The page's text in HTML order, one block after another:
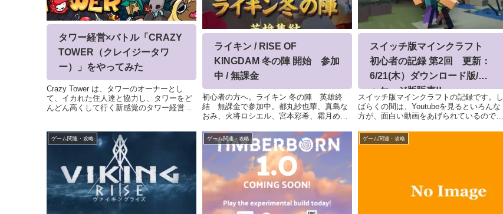
タワー経営×バトル「CRAZY
TOWER（クレイジータワ
ー）」をやってみた
Crazy Tower は、タワーのオーナーとし
て、イカれた住人達と協力し、タワーをど
んどん高くして行く新感覚のタワー経営ゲ
た。02-13...
ライキン / RISE OF
KINGDAM 冬の陣 開始 参加
中 / 無課金
初心者の方へ。ライキン 冬の陣 英雄終
結 無課金で参加中。都丸紗也華、真島な
おみ、火将ロシエル、宮本彩希、霜月め
の間、皆さんと共に毎日プレイをし、同盟
を築き上げていきます！
スイッチ版マインクラフト
初心者の記録 第2回 更新：
6/21(木）ダウンロード版/パ
ッケージ版販売!!
スイッチ版マインクラフトの記録です。し
ばらくの間は、Youtubeを見るといろんな
方が、面白い動画をあげられているのでそ
ていましたが、みなさん、ご存知かと思い
ますが、Minecraft統合版というのがで...
ゲーム関連・攻略 ゲーム関連・攻略 ゲーム関連・攻略